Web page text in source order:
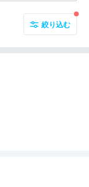
絞り込む